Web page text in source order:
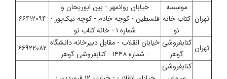
تهران
موسسه
کتاب خانه
نو
خیابان روانمهر - بین ابوریحان و
فلسطین - کوچه خادم - کوچه نیک‌پور -
شماره ۱ - خانه کتاب نو
۶۶۴۱۲۰۹۴
تهران کتابفروشی
گوهر
خیابان انقلاب - مقابل دبیرخانه دانشگاه
- شماره ۱۴۴۸ - کتابفروشی گوهر
۶۶۹۲۲۰۸۲
کتابفروشی